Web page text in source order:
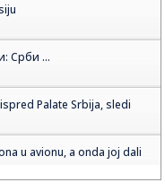
Срби ...
Palate Srbija, sledi
u avionu, a onda joj dali